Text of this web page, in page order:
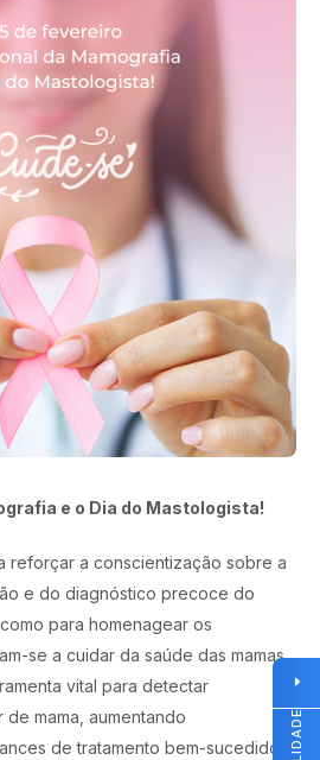
e o Dia do Mastologista!
reforçar a conscientização sobre a
e do diagnóstico precoce do
para homenagear os
se a cuidar da saúde das mamas.
vital para detectar
mama, aumentando
de tratamento bem-sucedido.